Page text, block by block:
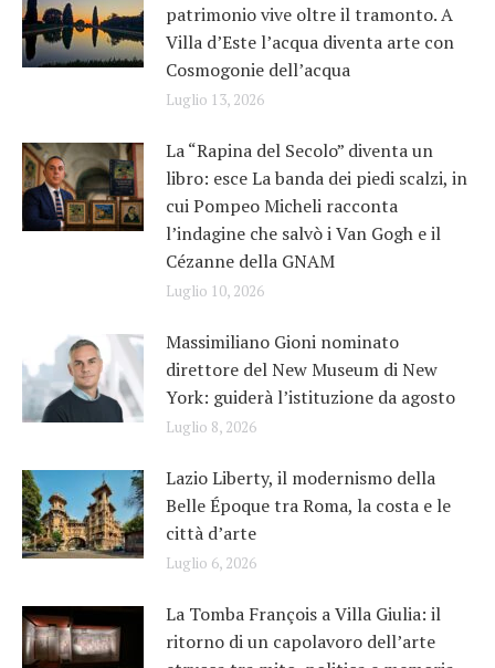
patrimonio vive oltre il tramonto. A
Villa d’Este l’acqua diventa arte con
Cosmogonie dell’acqua
Luglio 13, 2026
La “Rapina del Secolo” diventa un
libro: esce La banda dei piedi scalzi, in
cui Pompeo Micheli racconta
l’indagine che salvò i Van Gogh e il
Cézanne della GNAM
Luglio 10, 2026
Massimiliano Gioni nominato
direttore del New Museum di New
York: guiderà l’istituzione da agosto
Luglio 8, 2026
Lazio Liberty, il modernismo della
Belle Époque tra Roma, la costa e le
città d’arte
Luglio 6, 2026
La Tomba François a Villa Giulia: il
ritorno di un capolavoro dell’arte